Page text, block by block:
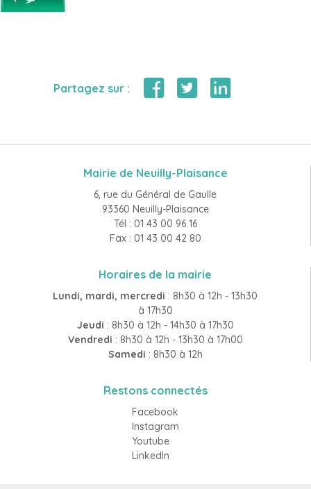
Partagez sur :
Mairie de Neuilly-Plaisance
6, rue du Général de Gaulle
93360 Neuilly-Plaisance
Tél : 01 43 00 96 16
Fax : 01 43 00 42 80
Horaires de la mairie
Lundi, mardi, mercredi : 8h30 à 12h - 13h30
à 17h30
Jeudi : 8h30 à 12h - 14h30 à 17h30
Vendredi : 8h30 à 12h - 13h30 à 17h00
Samedi : 8h30 à 12h
Restons connectés
Facebook
Instagram
Youtube
LinkedIn